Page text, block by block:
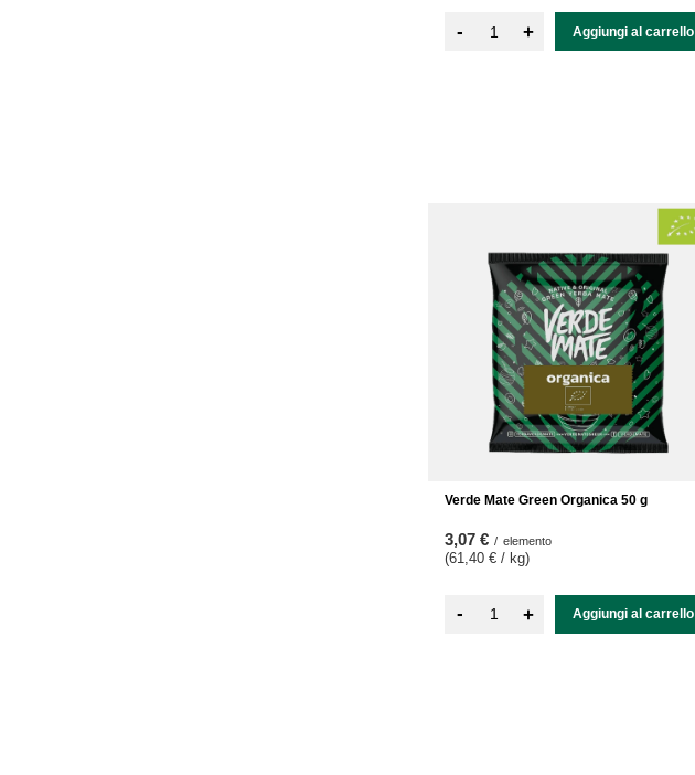
- + Aggiungi al carrello
Verde Mate Green Organica 50 g
3,07 € / elemento
(61,40 € / kg)
- + Aggiungi al carrello